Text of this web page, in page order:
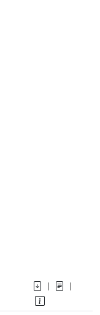
| |